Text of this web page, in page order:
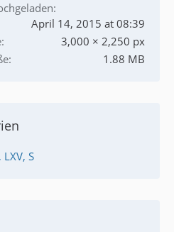
April 14, 2015 at 08:39
3,000 × 2,250 px
1.88 MB
LXV, S